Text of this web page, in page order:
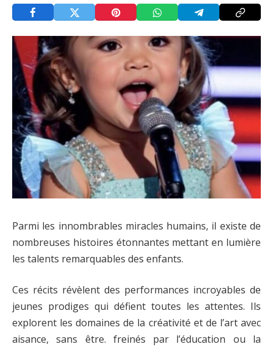
Parmi les innombrables miracles humains, il existe de
nombreuses histoires étonnantes mettant en lumière
les talents remarquables des enfants.
Ces récits révèlent des performances incroyables de
jeunes prodiges qui défient toutes les attentes. Ils
explorent les domaines de la créativité et de l’art avec
aisance, sans être. freinés par l’éducation ou la